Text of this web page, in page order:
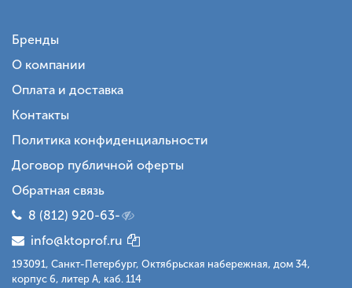
Бренды
О компании
Оплата и доставка
Контакты
Политика конфиденциальности
Договор публичной оферты
Обратная связь
8 (812) 920-63-
info@ktoprof.ru
193091, Санкт-Петербург, Октябрьская набережная, дом 34,
корпус 6, литер А, каб. 114